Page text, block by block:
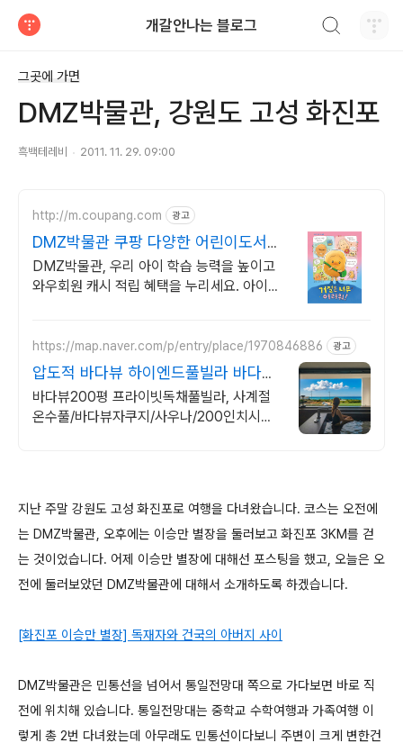
개갈안나는 블로그
그곳에 가면
DMZ박물관, 강원도 고성 화진포
흑백테레비 2011. 11. 29. 09:00
http://m.coupang.com 광고
DMZ박물관 쿠팡 다양한 어린이도서
한눈에
DMZ박물관, 우리 아이 학습 능력을 높이고
와우회원 캐시 적립 혜택을 누리세요. 아이가
https://map.naver.com/p/entry/place/1970846886 광고
압도적 바다뷰 하이엔드풀빌라 바다뷰
자쿠지 상시 무료
바다뷰200평 프라이빗독채풀빌라, 사계절
온수풀/바다뷰자쿠지/사우나/200인치시네
지난 주말 강원도 고성 화진포로 여행을 다녀왔습니다. 코스는 오전에
는 DMZ박물관, 오후에는 이승만 별장을 둘러보고 화진포 3KM를 걷
는 것이었습니다. 어제 이승만 별장에 대해선 포스팅을 했고, 오늘은 오
전에 둘러보았던 DMZ박물관에 대해서 소개하도록 하겠습니다.
[화진포 이승만 별장] 독재자와 건국의 아버지 사이
DMZ박물관은 민통선을 넘어서 통일전망대 쪽으로 가다보면 바로 직
전에 위치해 있습니다. 통일전망대는 중학교 수학여행과 가족여행 이
렇게 총 2번 다녀왔는데 아무래도 민통선이다보니 주변이 크게 변한건